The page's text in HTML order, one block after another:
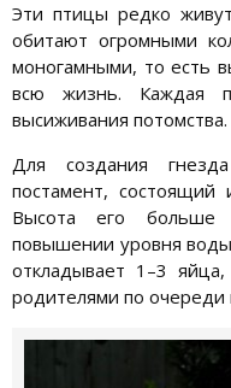
Эти птицы редко
обитают огромными
моногамными, то есть
всю жизнь. Каждая
высиживания потомства.
Для создания
постамент, состоящий
Высота его больше
повышении уровня
откладывает 1–3
родителями по очереди